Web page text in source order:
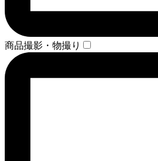
商品撮影・物撮り